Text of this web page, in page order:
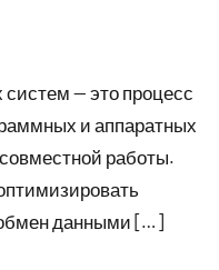
— это процесс
и аппаратных
работы.
данными […]